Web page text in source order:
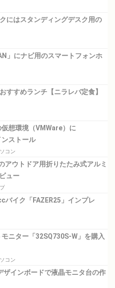
にはスタンディングデスク用の
」にナビ用のスマートフォンホ
すすめランチ【ニラレバ定食】
想環境（VMWare）に
ンストール
コン
アウトドア用折りたたみ式アルミ
ュー
バイク「FAZER25」インプレ
ニター「32SQ730S-W」を購入
コン
ザインボードで液晶モニタ台の作